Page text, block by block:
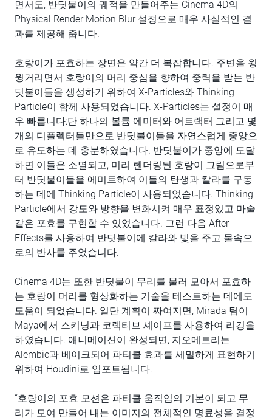
면서도, 반딧불이의 궤적을 만들어주는 Cinema 4D의
Physical Render Motion Blur 설정으로 매우 사실적인 결
과를 제공해 줍니다.
호랑이가 포효하는 장면은 약간 더 복잡합니다. 주변을 윙
윙거리면서 호랑이의 머리 중심을 향하여 중력을 받는 반
딧불이들을 생성하기 위하여 X-Particles와 Thinking
Particle이 함께 사용되었습니다. X-Particles는 설정이 매
우 빠릅니다:단 하나의 볼륨 에미터와 어트랙터 그리고 몇
개의 디플렉터들만으로 반딧불이들을 자연스럽게 중앙으
로 유도하는 데 충분하였습니다. 반딧불이가 중앙에 도달
하면 이들은 소멸되고, 미리 렌더링된 호랑이 그림으로부
터 반딧불이들을 에미트하여 이들의 탄생과 칼라를 구동
하는 데에 Thinking Particle이 사용되었습니다. Thinking
Particle에서 강도와 방향을 변화시켜 매우 표정있고 마술
같은 포효를 구현할 수 있었습니다. 그런 다음 After
Effects를 사용하여 반딧불이에 칼라와 빛을 주고 물속으
로의 반사를 주었습니다.
Cinema 4D는 또한 반딧불이 무리를 불러 모아서 포효하
는 호랑이 머리를 형상화하는 기술을 테스트하는 데에도
도움이 되었습니다. 일단 계획이 짜여지면, Mirada 팀이
Maya에서 스키닝과 코렉티브 셰이프를 사용하여 리깅을
하였습니다. 애니메이션이 완성되면, 지오메트리는
Alembic과 베이크되어 파티클 효과를 세밀하게 표현하기
위하여 Houdini로 임포트됩니다.
“호랑이의 포효 모션은 파티클 움직임의 기본이 되고 무
리가 모여 만들어 내는 이미지의 전체적인 명료성을 결정